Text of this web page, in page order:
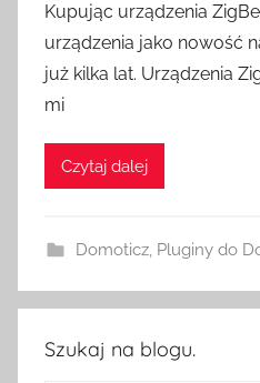
Kupując urządzenia
urządzenia jako nowość
już kilka lat. Urządzenia
mi
Czytaj dalej
Domoticz, Pluginy do
Szukaj na blogu.